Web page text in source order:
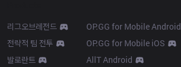
리그오브레전드
전략적 팀 전투
발로란트
OP.GG for Mobile Android
OP.GG for Mobile iOS
AllT Android